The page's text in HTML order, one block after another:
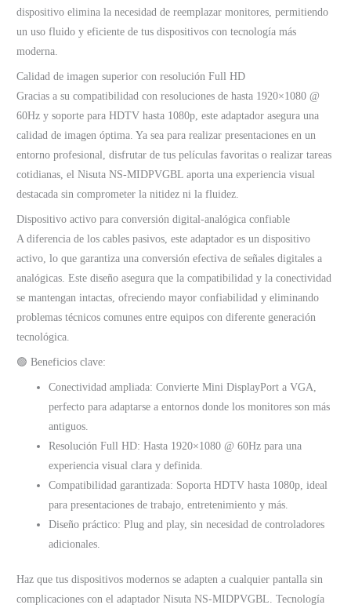
dispositivo elimina la necesidad de reemplazar monitores, permitiendo
un uso fluido y eficiente de tus dispositivos con tecnología más
moderna.
Calidad de imagen superior con resolución Full HD
Gracias a su compatibilidad con resoluciones de hasta 1920×1080 @
60Hz y soporte para HDTV hasta 1080p, este adaptador asegura una
calidad de imagen óptima. Ya sea para realizar presentaciones en un
entorno profesional, disfrutar de tus películas favoritas o realizar tareas
cotidianas, el Nisuta NS‑MIDPVGBL aporta una experiencia visual
destacada sin comprometer la nitidez ni la fluidez.
Dispositivo activo para conversión digital‑analógica confiable
A diferencia de los cables pasivos, este adaptador es un dispositivo
activo, lo que garantiza una conversión efectiva de señales digitales a
analógicas. Este diseño asegura que la compatibilidad y la conectividad
se mantengan intactas, ofreciendo mayor confiabilidad y eliminando
problemas técnicos comunes entre equipos con diferente generación
tecnológica.
🟢 Beneficios clave:
Conectividad ampliada: Convierte Mini DisplayPort a VGA,
perfecto para adaptarse a entornos donde los monitores son más
antiguos.
Resolución Full HD: Hasta 1920×1080 @ 60Hz para una
experiencia visual clara y definida.
Compatibilidad garantizada: Soporta HDTV hasta 1080p, ideal
para presentaciones de trabajo, entretenimiento y más.
Diseño práctico: Plug and play, sin necesidad de controladores
adicionales.
Haz que tus dispositivos modernos se adapten a cualquier pantalla sin
complicaciones con el adaptador Nisuta NS‑MIDPVGBL. Tecnología